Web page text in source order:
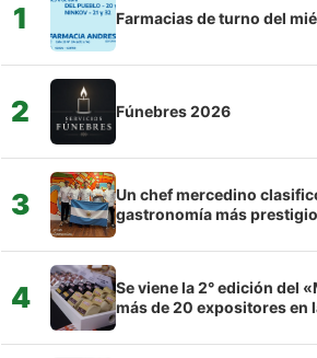
1 Farmacias de turno del
2 Fúnebres 2026
3
Un chef mercedino
gastronomía más
4
Se viene la 2° edición del
más de 20 expositores en